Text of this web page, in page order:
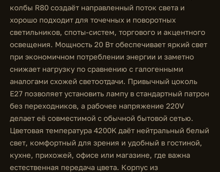
колбы R80 создаёт направленный поток света и
хорошо подходит для точечных и поворотных
светильников, споты-систем, торгового и акцентного
освещения. Мощность 20 Вт обеспечивает яркий свет
при экономичном потреблении энергии и заметно
снижает нагрузку по сравнению с галогенными
аналогами схожей светоотдачи. Привычный цоколь
E27 позволяет установить лампу в стандартный патрон
без переходников, а рабочее напряжение 220V
делает её совместимой с обычной бытовой сетью.
Цветовая температура 4200K даёт нейтральный белый
свет, комфортный для зрения и удобный в гостиной,
кухне, прихожей, офисе или магазине, где важна
естественная передача цвета. Корпус из